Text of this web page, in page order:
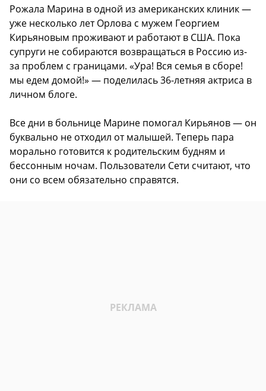
Рожала Марина в одной из американских клиник —
уже несколько лет Орлова с мужем Георгием
Кирьяновым проживают и работают в США. Пока
супруги не собираются возвращаться в Россию из-
за проблем с границами. «Ура! Вся семья в сборе!
мы едем домой!» — поделилась 36-летняя актриса в
личном блоге.
Все дни в больнице Марине помогал Кирьянов — он
буквально не отходил от малышей. Теперь пара
морально готовится к родительским будням и
бессонным ночам. Пользователи Сети считают, что
они со всем обязательно справятся.